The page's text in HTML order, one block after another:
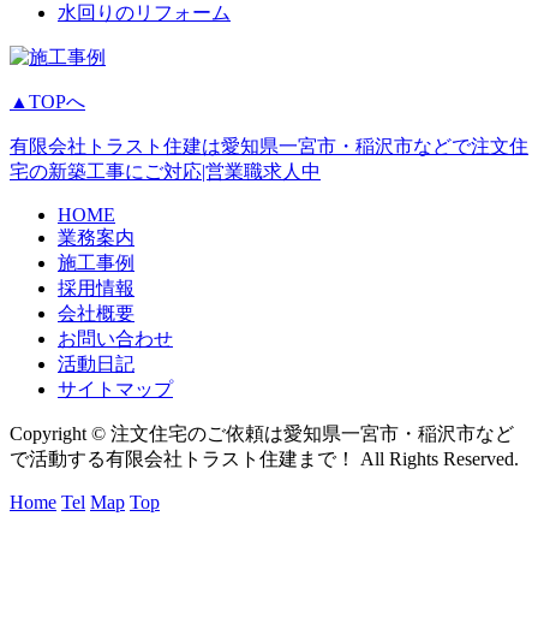
水回りのリフォーム
▲TOPへ
有限会社トラスト住建は愛知県一宮市・稲沢市などで注文住
宅の新築工事にご対応|営業職求人中
HOME
業務案内
施工事例
採用情報
会社概要
お問い合わせ
活動日記
サイトマップ
Copyright © 注文住宅のご依頼は愛知県一宮市・稲沢市など
で活動する有限会社トラスト住建まで！ All Rights Reserved.
Home Tel Map Top